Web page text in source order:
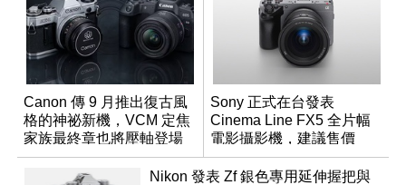
Canon 傳 9 月推出復古風
格的神祕新機，VCM 定焦
家族最終章也將壓軸登場
Sony 正式在台發表
Cinema Line FX5 全片幅
電影攝影機，建議售價
NT$144,980
Nikon 發表 Zf 銀色專用延伸握把與